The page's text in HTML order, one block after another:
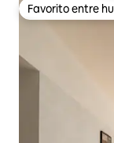
Favorito entre
Favorito entre